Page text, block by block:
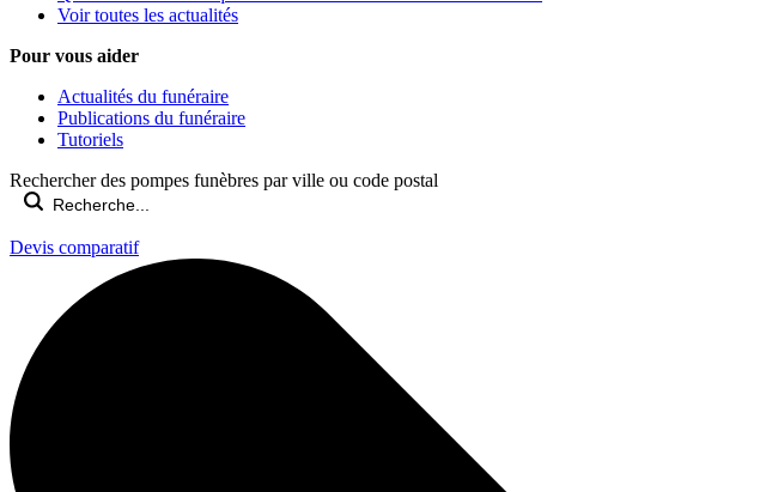
Voir toutes les actualités
Pour vous aider
Actualités du funéraire
Publications du funéraire
Tutoriels
Rechercher des pompes funèbres par ville ou code postal
Devis comparatif